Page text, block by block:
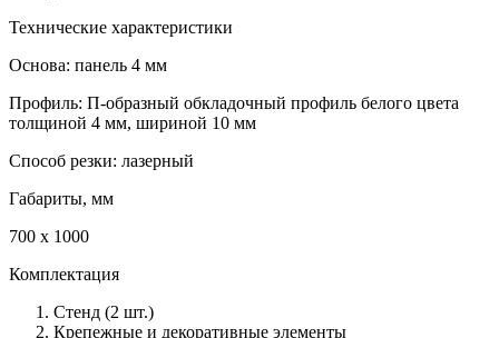
Технические характеристики
Основа: панель 4 мм
Профиль: П-образный обкладочный профиль белого цвета
толщиной 4 мм, шириной 10 мм
Способ резки: лазерный
Габариты, мм
700 х 1000
Комплектация
Стенд (2 шт.)
Крепежные и декоративные элементы